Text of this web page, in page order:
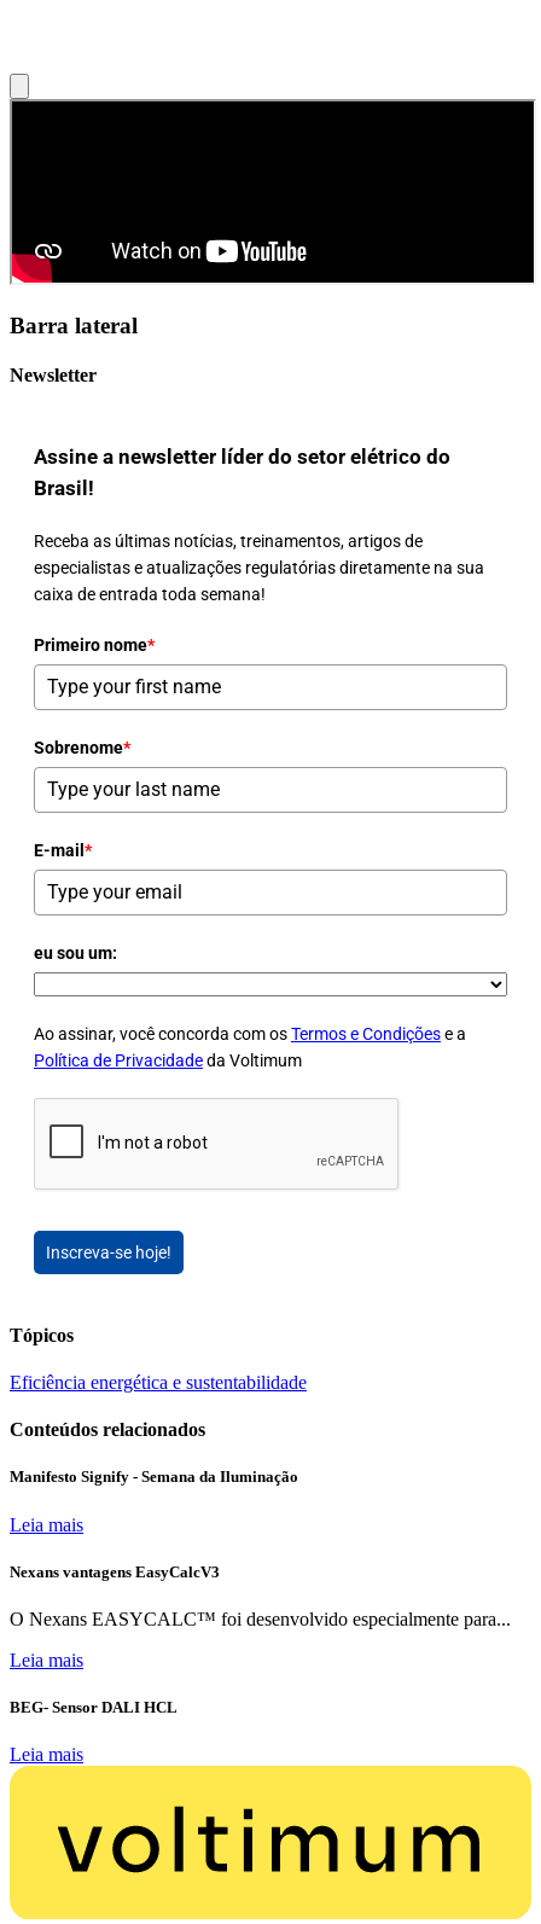
Barra lateral
Newsletter
Assine a newsletter líder do setor elétrico do
Brasil!
Receba as últimas notícias, treinamentos, artigos de
especialistas e atualizações regulatórias diretamente na sua
caixa de entrada toda semana!
Primeiro nome*
Sobrenome*
E-mail *
eu sou um:
Ao assinar, você concorda com osTermos e Condiçõese a
Política de Privacidadeda Voltimum
Inscreva-se hoje!
Tópicos
Eficiência energética e sustentabilidade
Conteúdos relacionados
Manifesto Signify - Semana da Iluminação
Leia mais
Nexans vantagens EasyCalcV3
O Nexans EASYCALC™ foi desenvolvido especialmente para...
Leia mais
BEG- Sensor DALI HCL
Leia mais